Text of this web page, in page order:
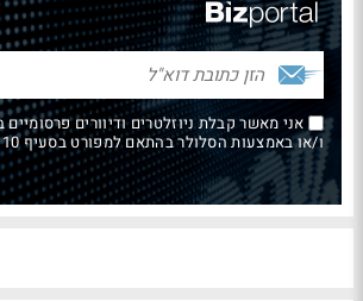
אני מאשר קבלת ניוזלטרים ודיוורים פרסומיים
ו/או באמצעות הסלולר בהתאם למפורט בסעיף 10 בתנאי השימוש